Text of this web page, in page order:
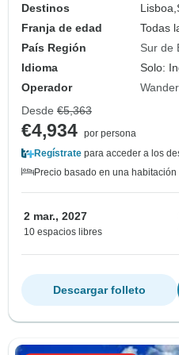
Destinos
Lisboa,
Franja de edad
Todas
País Región
Sur de
Idioma
Solo:
Operador
Desde €5,363
€4,934 por persona
Regístrate para acceder a los
Precio basado en una
2 mar., 2027
10 espacios libres
Descargar folleto